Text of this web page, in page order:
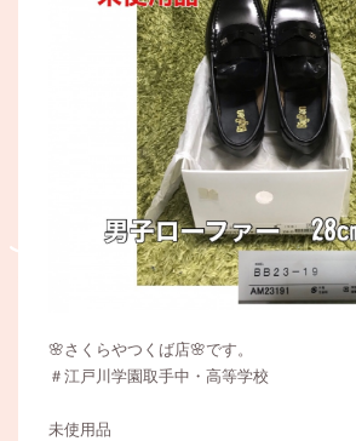
🌸さくらやつくば店🌸です。
＃江戸川学園取手中・高等学校
未使用品